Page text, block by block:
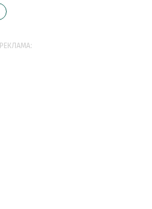
РЕКЛАМА: